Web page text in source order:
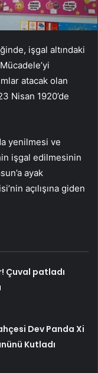
işgal altındaki
atacak olan
Nisan 1920’de
yenilmesi ve
işgal edilmesinin
ayak
açılışına giden
Çuval patladı
Dev Panda Xi
Kutladı